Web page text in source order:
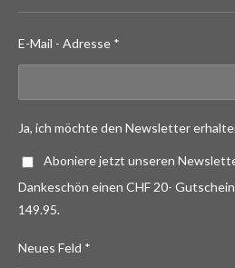
E-Mail - Adresse *
Ja, ich möchte den Newsletter
Aboniere jetzt unseren
Dankeschön einen CHF 20-
149.95.
Neues Feld *